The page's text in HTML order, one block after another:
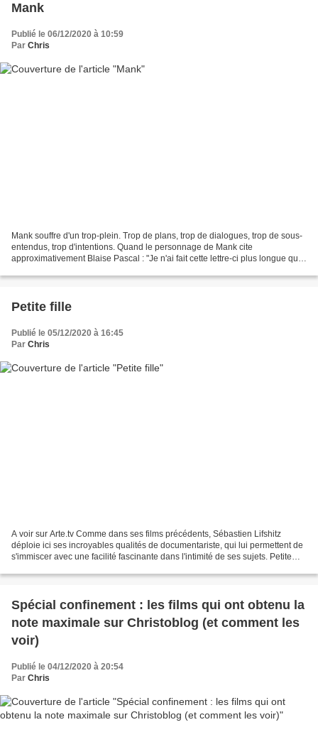
Mank
Publié le 06/12/2020 à 10:59
Par Chris
Mank souffre d'un trop-plein. Trop de plans, trop de dialogues, trop de sous-
entendus, trop d'intentions. Quand le personnage de Mank cite
approximativement Blaise Pascal : "Je n'ai fait cette lettre-ci plus longue que
Petite fille
Publié le 05/12/2020 à 16:45
Par Chris
A voir sur Arte.tv Comme dans ses films précédents, Sébastien Lifshitz
déploie ici ses incroyables qualités de documentariste, qui lui permettent de
s'immiscer avec une facilité fascinante dans l'intimité de ses sujets. Petite
Spécial confinement : les films qui ont obtenu la
note maximale sur Christoblog (et comment les
voir)
Publié le 04/12/2020 à 20:54
Par Chris